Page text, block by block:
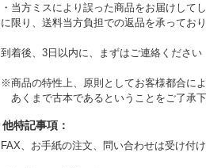
・当方ミスにより誤った商品をお届けして
に限り、送料当方負担での返品を承ってお
到着後、3日以内に、まずはご連絡ください
※商品の特性上、原則としてお客様都合に
あくまで古本であるということをご了承
他特記事項：
FAX、お手紙の注文、問い合わせは受け付け